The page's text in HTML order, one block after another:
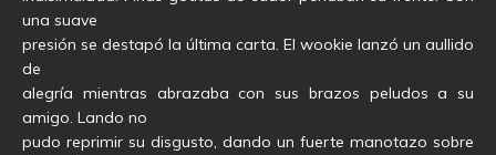
una suave
presión se destapó la última carta. El wookie lanzó un aullido
de
alegría mientras abrazaba con sus brazos peludos a su
amigo. Lando no
pudo reprimir su disgusto, dando un fuerte manotazo sobre